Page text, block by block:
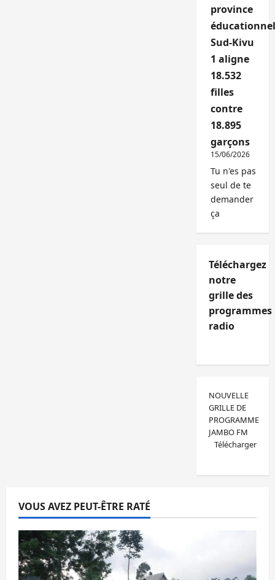
province
Sud-Kivu
1 aligne
18.532
filles
contre
18.895
garçons
15/06/2026
Tu n'es pas
seul de te
demander
ça
Téléchargez
notre
grille des
programmes
radio
NOUVELLE
GRILLE DE
PROGRAMME
JAMBO FM
Télécharger
VOUS AVEZ PEUT-ÊTRE RATÉ